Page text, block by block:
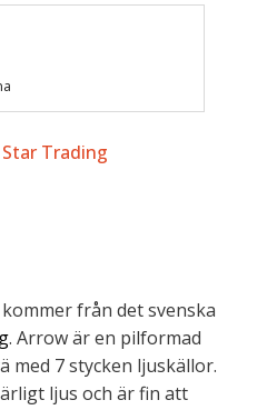
Trading
från det svenska
. Arrow är en pilformad
med 7 stycken ljuskällor.
ljus och är fin att